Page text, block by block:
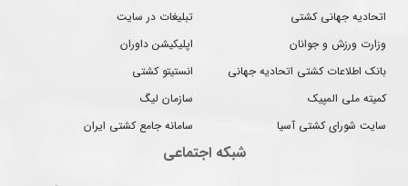
اتحادیه جهانی کشتی
وزارت ورزش و جوانان
بانک اطلاعات کشتی اتحادیه جهانی
کمیته ملی المپیک
سایت شورای کشتی آسیا
تبلیغات در سایت
اپلیکیشن داوران
انستیتو کشتی
سازمان لیگ
سامانه جامع کشتی ایران
شبکه اجتماعی